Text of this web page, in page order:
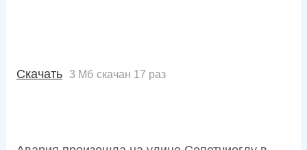
Скачать 3 Мб скачан 17 раз